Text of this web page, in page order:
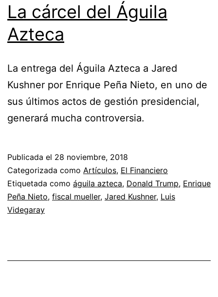
La cárcel del Águila
Azteca
La entrega del Águila Azteca a Jared
Kushner por Enrique Peña Nieto, en uno de
sus últimos actos de gestión presidencial,
generará mucha controversia.
Publicada el 28 noviembre, 2018
Categorizada como Artículos, El Financiero
Etiquetada como águila azteca, Donald Trump, Enrique
Peña Nieto, fiscal mueller, Jared Kushner, Luis
Videgaray